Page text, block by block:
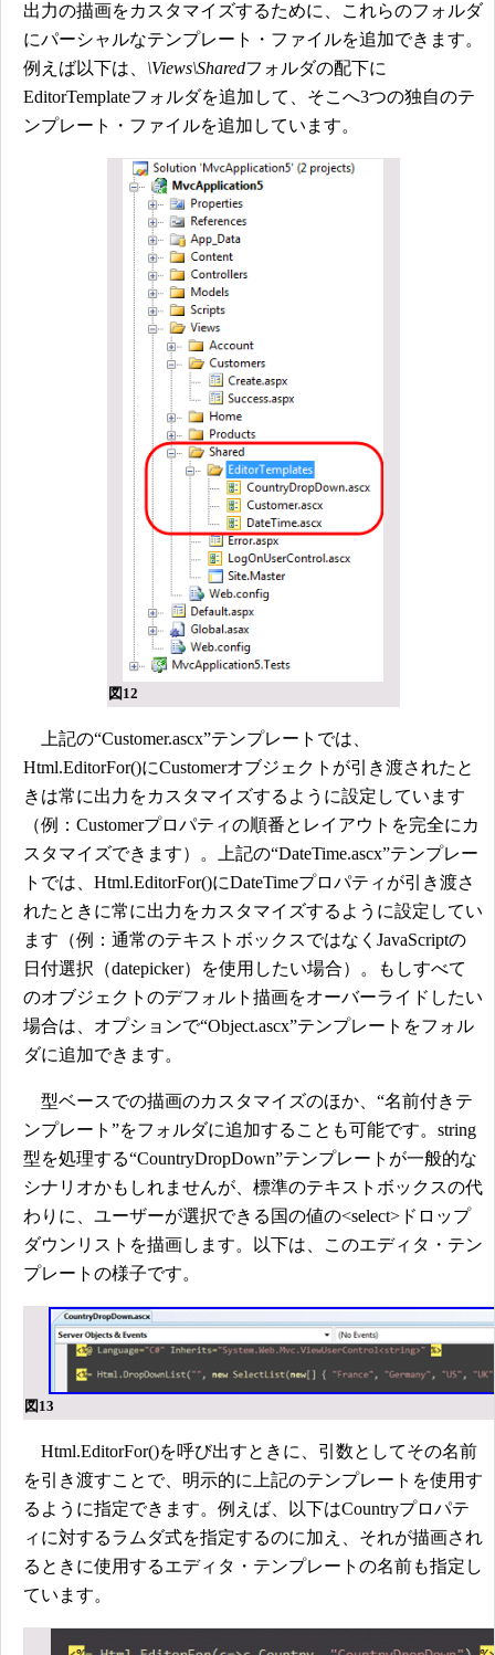
出力の描画をカスタマイズするために、これらのフォルダ
にパーシャルなテンプレート・ファイルを追加できます。
例えば以下は、 \Views\Sharedフォルダの配下に
EditorTemplateフォルダを追加して、そこへ3つの独自のテ
ンプレート・ファイルを追加しています。
図12
上記の“Customer.ascx”テンプレートでは、
Html.EditorFor()にCustomerオブジェクトが引き渡されたと
きは常に出力をカスタマイズするように設定しています
（例：Customerプロパティの順番とレイアウトを完全にカ
スタマイズできます）。上記の“DateTime.ascx”テンプレー
トでは、Html.EditorFor()にDateTimeプロパティが引き渡さ
れたときに常に出力をカスタマイズするように設定してい
ます（例：通常のテキストボックスではなくJavaScriptの
日付選択（datepicker）を使用したい場合）。もしすべて
のオブジェクトのデフォルト描画をオーバーライドしたい
場合は、オプションで“Object.ascx”テンプレートをフォル
ダに追加できます。
型ベースでの描画のカスタマイズのほか、“名前付きテ
ンプレート”をフォルダに追加することも可能です。string
型を処理する“CountryDropDown”テンプレートが一般的な
シナリオかもしれませんが、標準のテキストボックスの代
わりに、ユーザーが選択できる国の値の<select>ドロップ
ダウンリストを描画します。以下は、このエディタ・テン
プレートの様子です。
図13
Html.EditorFor()を呼び出すときに、引数としてその名前
を引き渡すことで、明示的に上記のテンプレートを使用す
るように指定できます。例えば、以下はCountryプロパテ
ィに対するラムダ式を指定するのに加え、それが描画され
るときに使用するエディタ・テンプレートの名前も指定し
ています。